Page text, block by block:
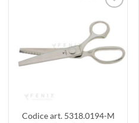
ai
preferiti
Codice art. 5318.0194-M